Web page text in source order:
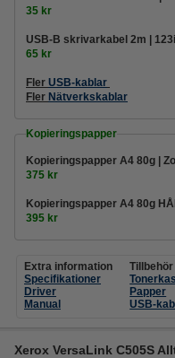
35 kr
USB-B skrivarkabel 2m |
65 kr
Fler USB-kablar
Fler Nätverkskablar
Kopieringspapper
Kopieringspapper A4 80g |
375 kr
Kopieringspapper A4 80g
395 kr
Extra information
Specifikationer
Driver
Manual
Tillbehör
Papper
USB-
Xerox VersaLink C505S